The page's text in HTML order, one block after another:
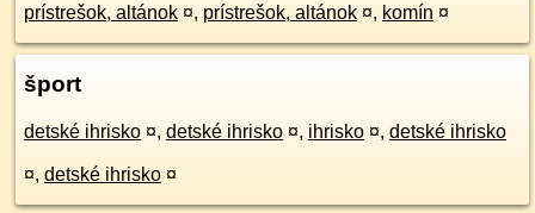
prístrešok, altánok ¤, prístrešok, altánok ¤, komín ¤
šport
detské ihrisko ¤, detské ihrisko ¤, ihrisko ¤, detské ihrisko
¤, detské ihrisko ¤